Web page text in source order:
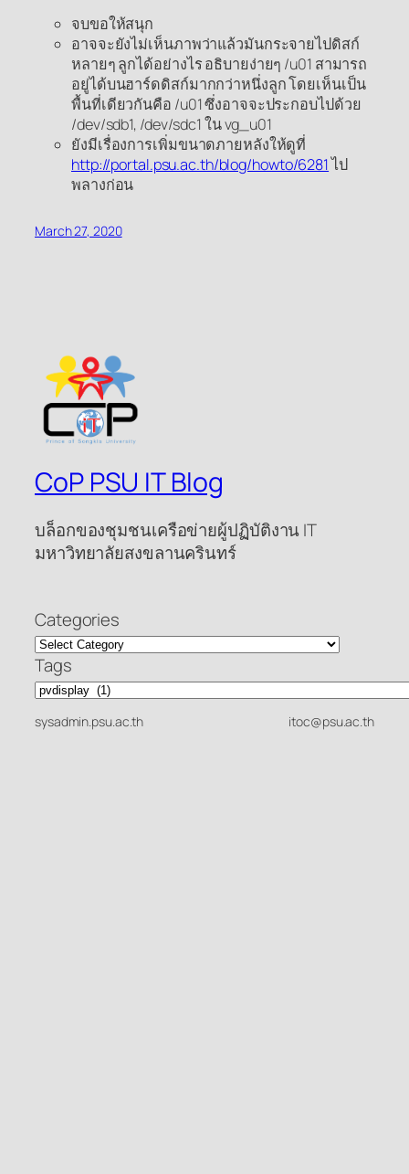
จบขอให้สนุก
อาจจะยังไม่เห็นภาพว่าแล้วมันกระจายไปดิสก์
หลายๆ ลูกได้อย่างไร อธิบายง่ายๆ /u01 สามารถ
อยู่ได้บนฮาร์ดดิสก์มากกว่าหนึ่งลูก โดยเห็นเป็น
พื้นที่เดียวกันคือ /u01 ซึ่งอาจจะประกอบไปด้วย
/dev/sdb1, /dev/sdc1 ใน vg_u01
ยังมีเรื่องการเพิ่มขนาดภายหลังให้ดูที่
http://portal.psu.ac.th/blog/howto/6281ไป
พลางก่อน
March 27, 2020
CoP PSU IT Blog
บล็อกของชุมชนเครือข่ายผู้ปฏิบัติงาน IT
มหาวิทยาลัยสงขลานครินทร์
Categories
Tags
sysadmin.psu.ac.th itoc@psu.ac.th